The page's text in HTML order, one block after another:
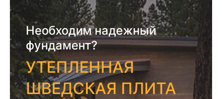
Необходим надежный
фундамент?
УТЕПЛЕННАЯ
ШВЕДСКАЯ ПЛИТА